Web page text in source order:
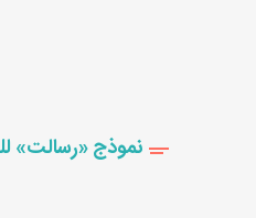
نموذج «رسالت»